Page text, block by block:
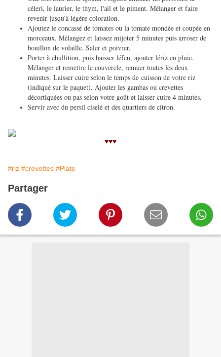
céleri, le laurier, le thym, l'ail et le piment. Mélanger et faire
revenir jusqu'à légère coloration.
Ajoutez le concassé de tomates ou la tomate mondée et coupée en
morceaux. Mélangez et laissez mijoter 5 minutes puis arroser de
bouillon de volaille. Saler et poivrer.
Porter à ébullition, puis baisser léfeu, ajouter lériz en pluie.
Mélanger et remettre le couvercle, remuer toutes les deux
minutes. Laisser cuire selon le temps de cuisson de votre riz
(indiqué sur le paquet). Ajouter les gambas ou crevettes
décortiquées ou pas selon votre goût et laisser cuire 4 minutes.
Servir avec du persil ciselé et des quartiers de citron.
♥♥♥
#riz #crevettes #Plats
Partager